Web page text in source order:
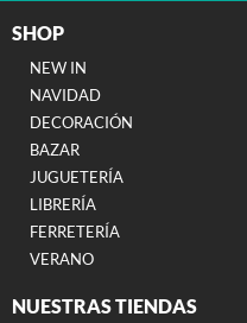
SHOP
NEW IN
NAVIDAD
DECORACIÓN
BAZAR
JUGUETERÍA
LIBRERÍA
FERRETERÍA
VERANO
NUESTRAS TIENDAS